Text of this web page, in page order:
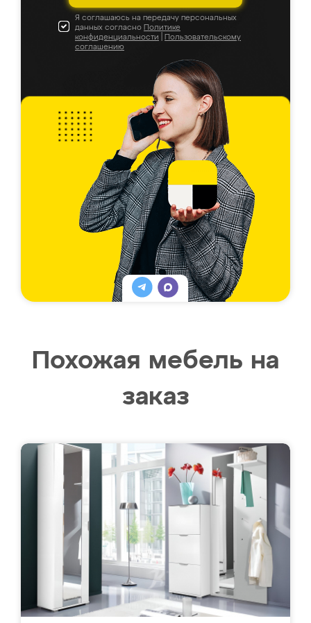
Я соглашаюсь на передачу персональных
данных согласно Политике
конфиденциальности
Пользовательскому
соглашению
Похожая мебель на
заказ